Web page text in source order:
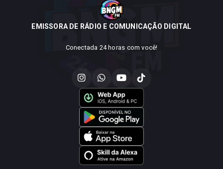
EMISSORA DE RÁDIO E COMUNICAÇÃO DIGITAL
Conectada 24 horas com você!